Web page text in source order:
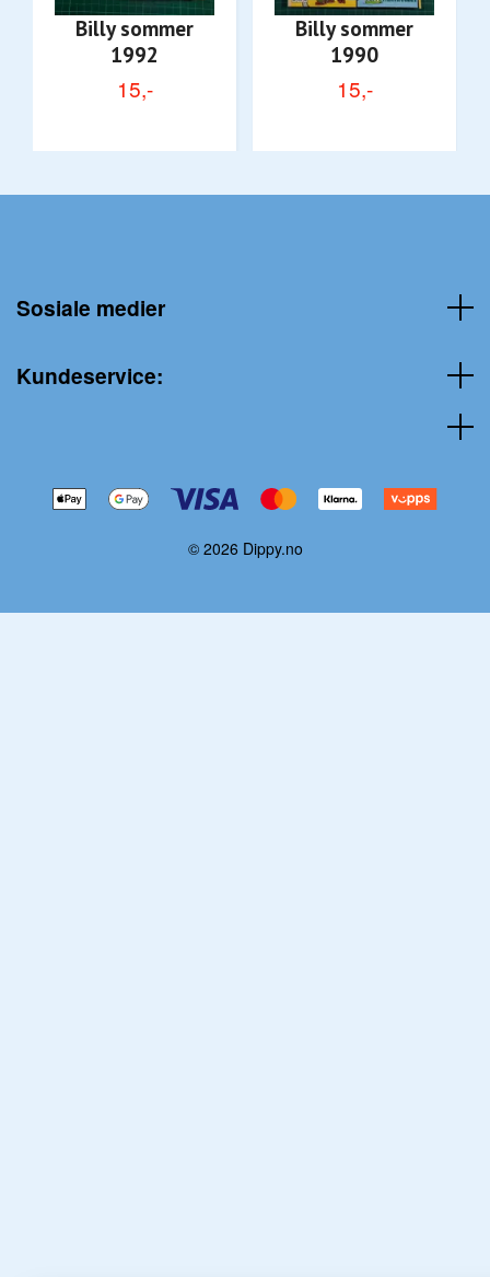
Billy sommer
1992
15,-
Billy sommer
1990
15,-
Sosiale medier
Kundeservice:
© 2026 Dippy.no